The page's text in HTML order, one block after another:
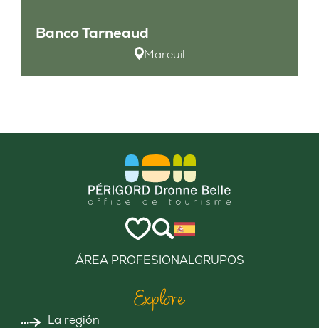
Banco Tarneaud
Mareuil
ÁREA PROFESIONALGRUPOS
Explore
La región